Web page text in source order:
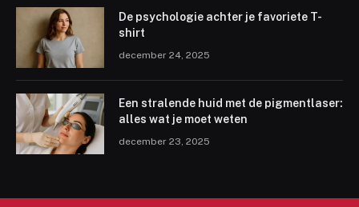
De psychologie achter je favoriete T-
shirt
december 24, 2025
Een stralende huid met de pigmentlaser:
alles wat je moet weten
december 23, 2025